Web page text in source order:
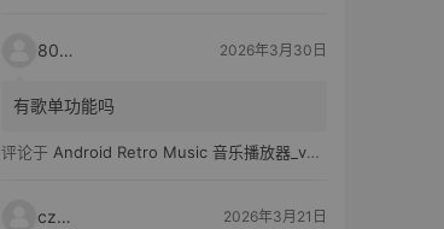
80521 2026年3月30日
有歌单功能吗
评论于 Android Retro Music 音乐播放器_v6.6.0
czh7 2026年3月21日